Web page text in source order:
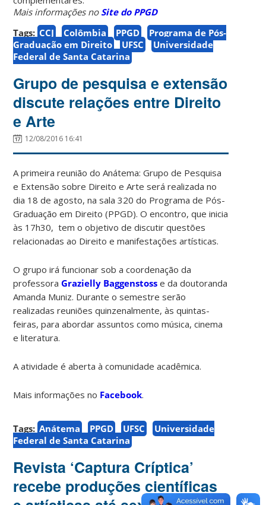
Mais informações no Site do PPGD
Tags: CCJ Colômbia PPGD
Programa de Pós-
Graduação em Direito
UFSC
Universidade
Federal de Santa Catarina
Grupo de pesquisa e extensão
discute relações entre Direito
e Arte
12/08/2016 16:41
A primeira reunião do Anátema: Grupo de Pesquisa
e Extensão sobre Direito e Arte será realizada no
dia 18 de agosto, na sala 320 do Programa de Pós-
Graduação em Direito (PPGD). O encontro, que inicia
às 17h30, tem o objetivo de discutir questões
relacionadas ao Direito e manifestações artísticas.
O grupo irá funcionar sob a coordenação da
professoraGrazielly Baggenstosse da doutoranda
Amanda Muniz. Durante o semestre serão
realizadas reuniões quinzenalmente, às quintas-
feiras, para abordar assuntos como música, cinema
e literatura.
A atividade é aberta à comunidade acadêmica.
Mais informações no Facebook.
Tags: Anátema PPGD UFSC
Universidade
Federal de Santa Catarina
Revista ‘Captura Críptica’
recebe produções científicas